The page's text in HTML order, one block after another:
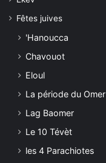
Fêtes juives
'Hanoucca
Chavouot
Eloul
La période du Omer
Lag Baomer
Le 10 Tévèt
les 4 Parachiotes